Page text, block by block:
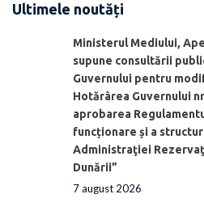
Ultimele noutăți
Ministerul Mediului,
supune consultării
Guvernului pentru
Hotărârea Guvernului
aprobarea
funcționare și a
Administraţiei
Dunării”
7 august 2026